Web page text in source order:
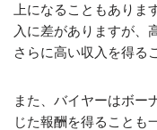
上になることもありま
入に差がありますが、
さらに高い収入を得る
また、バイヤーはボー
じた報酬を得ることも